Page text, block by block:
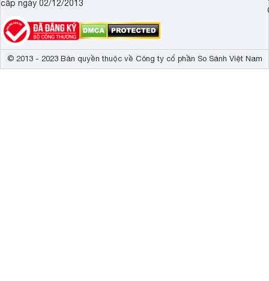
cấp ngày 02/12/2013
© 2013 - 2023 Bản quyền thuộc về Công ty cổ phần So Sánh Việt Nam